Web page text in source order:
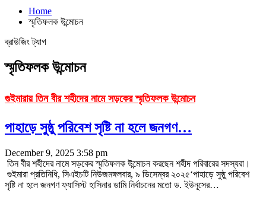
Home
স্মৃতিফলক উন্মোচন
ব্রাউজিং ট্যাগ
স্মৃতিফলক উন্মোচন
গুইমারায় তিন বীর শহীদের নামে সড়কের স্মৃতিফলক উন্মোচন
পাহাড়ে সুষ্ঠু পরিবেশ সৃষ্টি না হলে জনগণ…
December 9, 2025 3:58 pm
তিন বীর শহীদের নামে সড়কের স্মৃতিফলক উন্মোচন করছেন শহীদ পরিবারের সদস্যরা।
গুইমারা প্রতিনিধি, সিএইচটি নিউজমঙ্গলবার, ৯ ডিসেম্বর ২০২৫‘পাহাড়ে সুষ্ঠু পরিবেশ
সৃষ্টি না হলে জনগণ ফ্যাসিস্ট হাসিনার ডামি নির্বাচনের মতো ড. ইউনূসের…